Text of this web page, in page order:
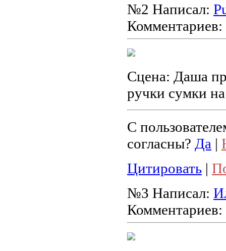
№2 Написал:
Комментариев:
Сцена: Даша
ручки сумки
С
согласны? Да |
Цитировать |
№3 Написал:
Комментариев: